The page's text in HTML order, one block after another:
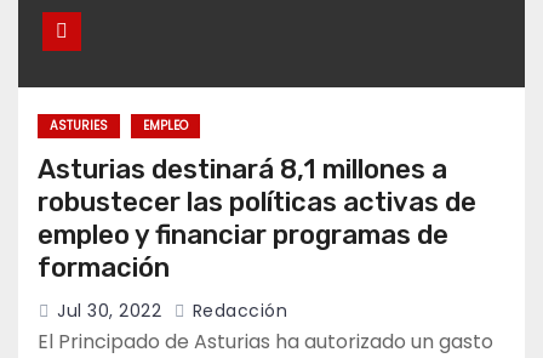
ASTURIES EMPLEO
Asturias destinará 8,1 millones a
robustecer las políticas activas de
empleo y financiar programas de
formación
Jul 30, 2022 Redacción
El Principado de Asturias ha autorizado un gasto